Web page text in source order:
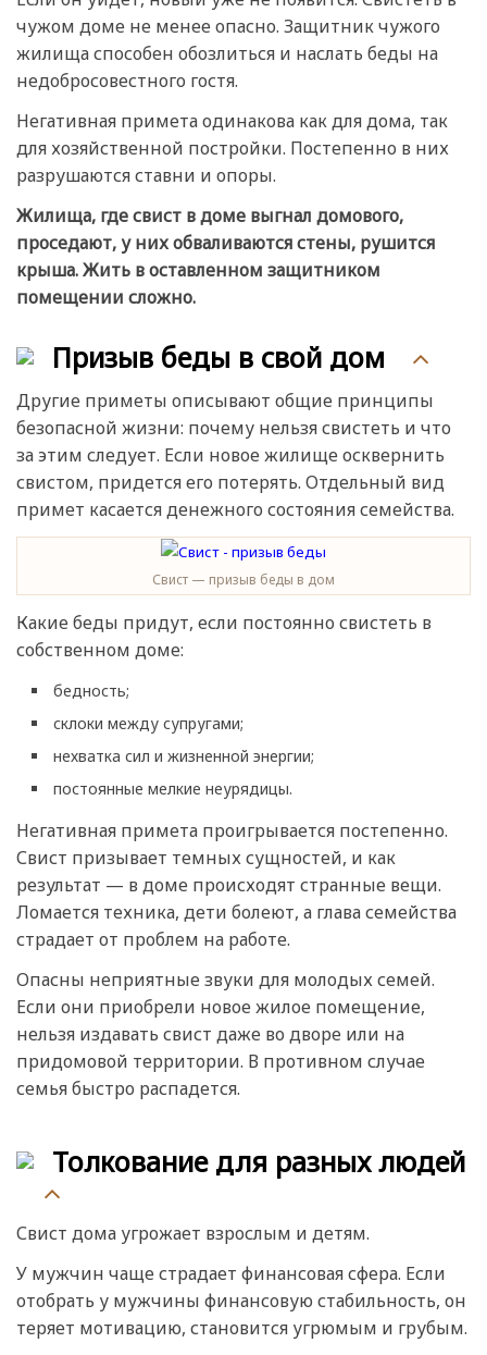
чужом доме не менее опасно. Защитник чужого
жилища способен обозлиться и наслать беды на
недобросовестного гостя.
Негативная примета одинакова как для дома, так
для хозяйственной постройки. Постепенно в них
разрушаются ставни и опоры.
Жилища, где свист в доме выгнал домового,
проседают, у них обваливаются стены, рушится
крыша. Жить в оставленном защитником
помещении сложно.
Призыв беды в свой дом
Другие приметы описывают общие принципы
безопасной жизни: почему нельзя свистеть и что
за этим следует. Если новое жилище осквернить
свистом, придется его потерять. Отдельный вид
примет касается денежного состояния семейства.
Свист — призыв беды в дом
Какие беды придут, если постоянно свистеть в
собственном доме:
бедность;
склоки между супругами;
нехватка сил и жизненной энергии;
постоянные мелкие неурядицы.
Негативная примета проигрывается постепенно.
Свист призывает темных сущностей, и как
результат — в доме происходят странные вещи.
Ломается техника, дети болеют, а глава семейства
страдает от проблем на работе.
Опасны неприятные звуки для молодых семей.
Если они приобрели новое жилое помещение,
нельзя издавать свист даже во дворе или на
придомовой территории. В противном случае
семья быстро распадется.
Толкование для разных людей
Свист дома угрожает взрослым и детям.
У мужчин чаще страдает финансовая сфера. Если
отобрать у мужчины финансовую стабильность, он
теряет мотивацию, становится угрюмым и грубым.